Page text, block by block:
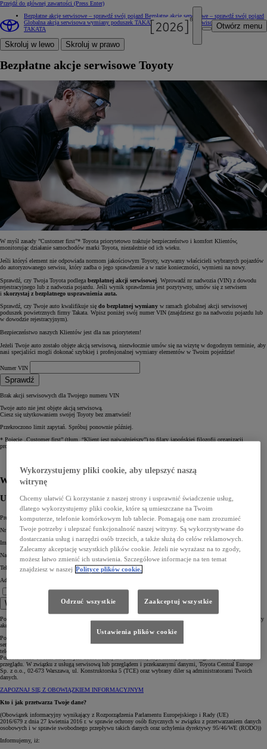
Przejdź do głównej zawartości (Press Enter)
Otwórz menu
Bezpłatne akcje serwisowe – sprawdź swój pojazd Bezpłatne akcje serwisowe – sprawdź swój pojazd
Globalna akcja serwisowa wymiany poduszek TAKATAGlobalna akcja serwisowa wymiany poduszek
TAKATA
Skroluj w lewo Skroluj w prawo
Bezpłatne akcje serwisowe Toyoty
W myśl zasady ”Customer first”* Toyota priorytetowo traktuje bezpieczeństwo i komfort Klientów,
monitorując działanie samochodów marki Toyota, niezależnie od ich wieku.
Jeśli któryś element nie odpowiada normom jakościowym Toyoty, wzywamy właścicieli wybranych pojazdów
do autoryzowanego serwisu, który zadba o jego sprawdzenie a w razie konieczności, wymieni na nowy.
Sprawdź, czy Twoja Toyota podlega bezpłatnej akcji serwisowej . Wprowadź nr nadwozia (VIN) z dowodu
rejestracyjnego lub z nadwozia pojazdu. Jeśli wynik sprawdzenia jest pozytywny, umów się z serwisem
i skorzystaj z bezpłatnego usprawnienia auta.
Sprawdź, czy Twoje auto kwalifikuje się do bezpłatnej wymiany w ramach globalnej akcji serwisowej
poduszek powietrznych firmy Takata. Wpisz poniżej swój numer VIN (znajdziesz go na nadwoziu pojazdu lub
w dowodzie rejestracyjnym).
Bezpieczeństwo naszych Klientów jest dla nas priorytetem!
Jeżeli Twoje auto zostało objęte akcją serwisową, niezwłocznie umów się na wizytę w dogodnym terminie, aby
nasi specjaliści mogli dokonać szybkiej i profesjonalnej wymiany elementów w Twoim pojeździe!
Numer VIN
Sprawdź
Brak akcji serwisowych dla Twojego numeru VIN
Twoje auto nie jest objęte akcją serwisową.
Ciesz się użytkowaniem swojej Toyoty bez zmartwień!
Przekroczono limit zapytań. Spróbuj ponownie później.
* Pojęcie „Customer first” (tłum. “Klient jest najważniejszy”) to filary japońskiej filozofii organizacji
produkcji i obsługi klienta.
Wybierz dilera
Uzupełnij swoje dane
Preferowana data serwisu: *
Nr VIN pojazdu:
Imię *
Nazwisko *
Telefon komórkowy *
Adres e-mail *
Wyślij
Pola oznaczone * są obowiązkowe, aby wybrany Diler mógł skontaktować się z Tobą w celu omówienia oferty
akcesoryjnej.
Pozostawiasz nam swoje dane osobowe poprzez formularz stanowiący prośbę o umówienie i realizację usługi
serwisowej lub przeglądu. W ten sposób, podajesz nam swoje dane celem skontaktowania się z Tobą
telefonicznie lub mailowo.
Pozostawienie Twoich danych jest dobrowolne, ale konieczne, abyś skorzystał z usługi serwisowej lub
przeglądu. W związku z usługą serwisową lub przeglądem i przekazanymi danymi, Toyota Central Europe
Sp. z o.o., 02-673 Warszawa, ul. Konstruktorska 5 (TCE) oraz wybrany diler są administratorami Twoich
danych.
ZAPOZNAJ SIĘ Z OBOWIĄZKIEM INFORMACYJNYM
Kto i jak przetwarza Twoje dane?
(Obowiązek informacyjny wynikający z Rozporządzenia Parlamentu Europejskiego i Rady (UE)
2016/679 z dnia 27 kwietnia 2016 r. w sprawie ochrony osób fizycznych w związku z przetwarzaniem danych
osobowych i w sprawie swobodnego przepływu takich danych oraz uchylenia dyrektywy 95/46/WE (RODO))
Informujemy, iż:
Wykorzystujemy pliki cookie, aby ulepszyć naszą
witrynę
Chcemy ułatwić Ci korzystanie z naszej strony i usprawnić świadczenie usług,
dlatego wykorzystujemy pliki cookie, które są umieszczane na Twoim
komputerze, telefonie komórkowym lub tablecie. Pomagają one nam zrozumieć
Twoje potrzeby i ulepszać funkcjonalność naszej witryny. Są wykorzystywane do
dostarczania usług i narzędzi osób trzecich, a także służą do celów reklamowych.
Zalecamy akceptację wszystkich plików cookie. Jeżeli nie wyrażasz na to zgody,
możesz łatwo zmienić ich ustawienia. Szczegółowe informacje na ten temat
znajdziesz w naszej Polityce plików cookie.
Odrzuć wszystkie Zaakceptuj wszystkie
Ustawienia plików cookie